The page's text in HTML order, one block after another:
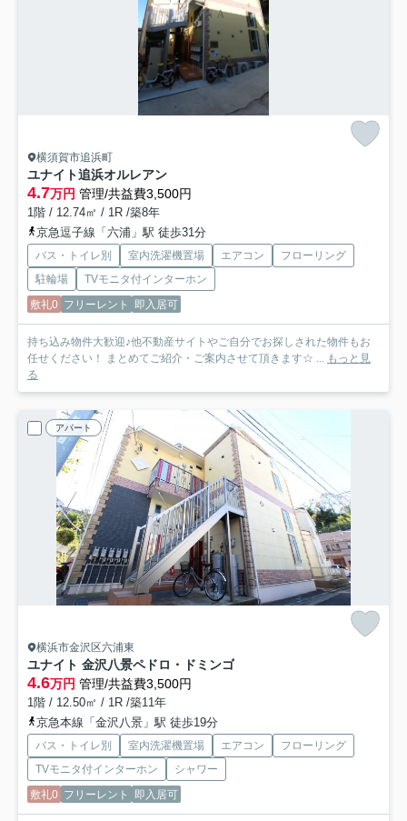
横須賀市追浜町
ユナイト追浜オルレアン
4.7万円 管理/共益費3,500円
1階 / 12.74㎡ / 1R /築8年
京急逗子線「六浦」駅 徒歩31分
バス・トイレ別 室内洗濯機置場 エアコン
フローリング
駐輪場
TVモニタ付インターホン
敷礼0 フリーレント 即入居可
持ち込み物件大歓迎♪他不動産サイトやご自分でお探しされた物件もお
任せください！ まとめてご紹介・ご案内させて頂きます☆ ... もっと見
る
アパート
横浜市金沢区六浦東
ユナイト 金沢八景ペドロ・ドミンゴ
4.6万円 管理/共益費3,500円
1階 / 12.50㎡ / 1R /築11年
京急本線「金沢八景」駅 徒歩19分
バス・トイレ別 室内洗濯機置場 エアコン
フローリング
TVモニタ付インターホン
シャワー
敷礼0 フリーレント 即入居可